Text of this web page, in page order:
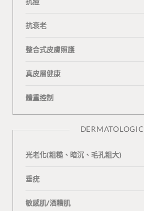
抗衰老
整合式皮膚照護
真皮層健康
體重控制
DERMATOLOGIC
光老化(粗糙、暗沉、毛孔粗大)
垂疣
敏感肌/酒糟肌